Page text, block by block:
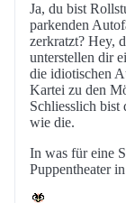
Ja, du bist
parkenden
zerkratzt? Hey,
unterstellen dir
die idiotischen
Kartei zu den
Schliesslich bist
wie die.
In was für eine
Puppentheater